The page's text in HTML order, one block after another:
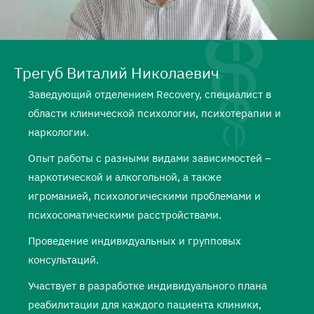
Трегуб Виталий Николаевич
Заведующий отделением Recovery, специалист в
области клинической психологии, психотерапии и
наркологии.
Опыт работы с разными видами зависимостей –
наркотической и алкогольной, а также
игроманией, психологическими проблемами и
психосоматическими расстройствами.
Проведение индивидуальных и групповых
консультаций.
Участвует в разработке индивидуального плана
реабилитации для каждого пациента клиники,